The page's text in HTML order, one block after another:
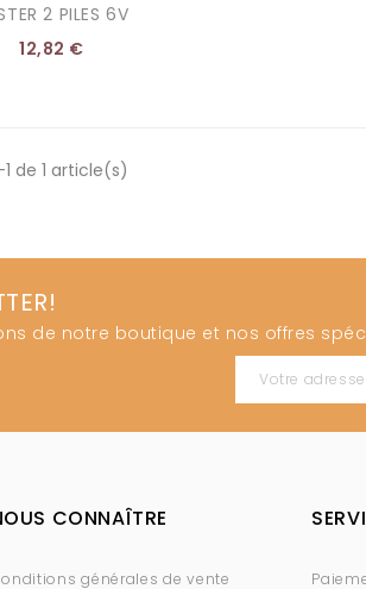
2 PILES 6V
12,82 €
de 1 article(s)
de notre boutique et nos offres
CONNAÎTRE
générales de vente